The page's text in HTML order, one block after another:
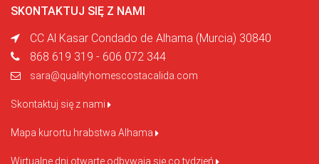
SKONTAKTUJ SIĘ Z NAMI
CC Al Kasar Condado de Alhama (Murcia) 30840
868 619 319 - 606 072 344
sara@qualityhomescostacalida.com
Skontaktuj się z nami
Mapa kurortu hrabstwa Alhama
Wirtualne dni otwarte odbywają się co tydzień